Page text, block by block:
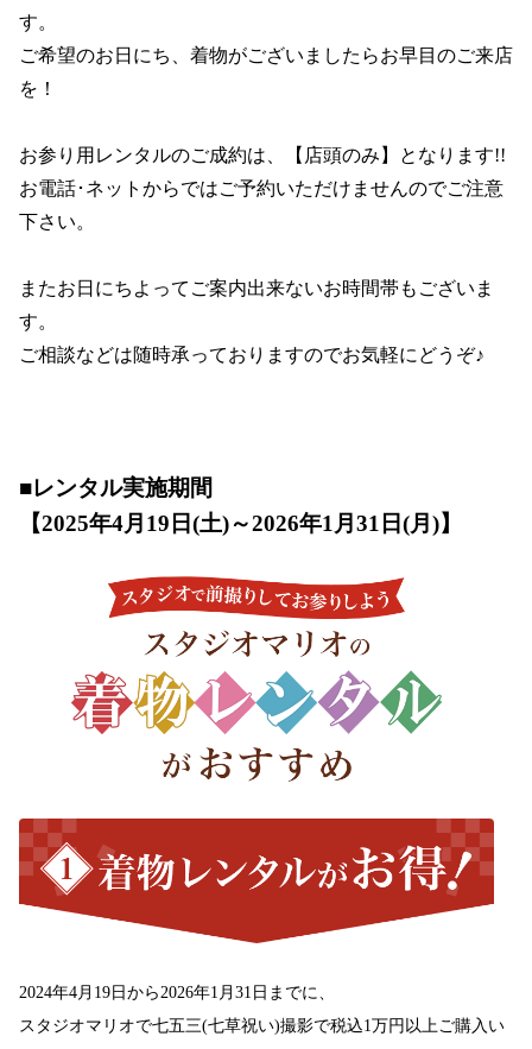
す。
ご希望のお日にち、着物がございましたらお早目のご来店
を！
お参り用レンタルのご成約は、【店頭のみ】となります!!
お電話･ネットからではご予約いただけませんのでご注意
下さい。
またお日にちよってご案内出来ないお時間帯もございま
す。
ご相談などは随時承っておりますのでお気軽にどうぞ♪
■レンタル実施期間
【2025年4月19日(土)～2026年1月31日(月)】
2024年4月19日から2026年1月31日までに、
スタジオマリオで七五三(七草祝い)撮影で税込1万円以上ご購入い